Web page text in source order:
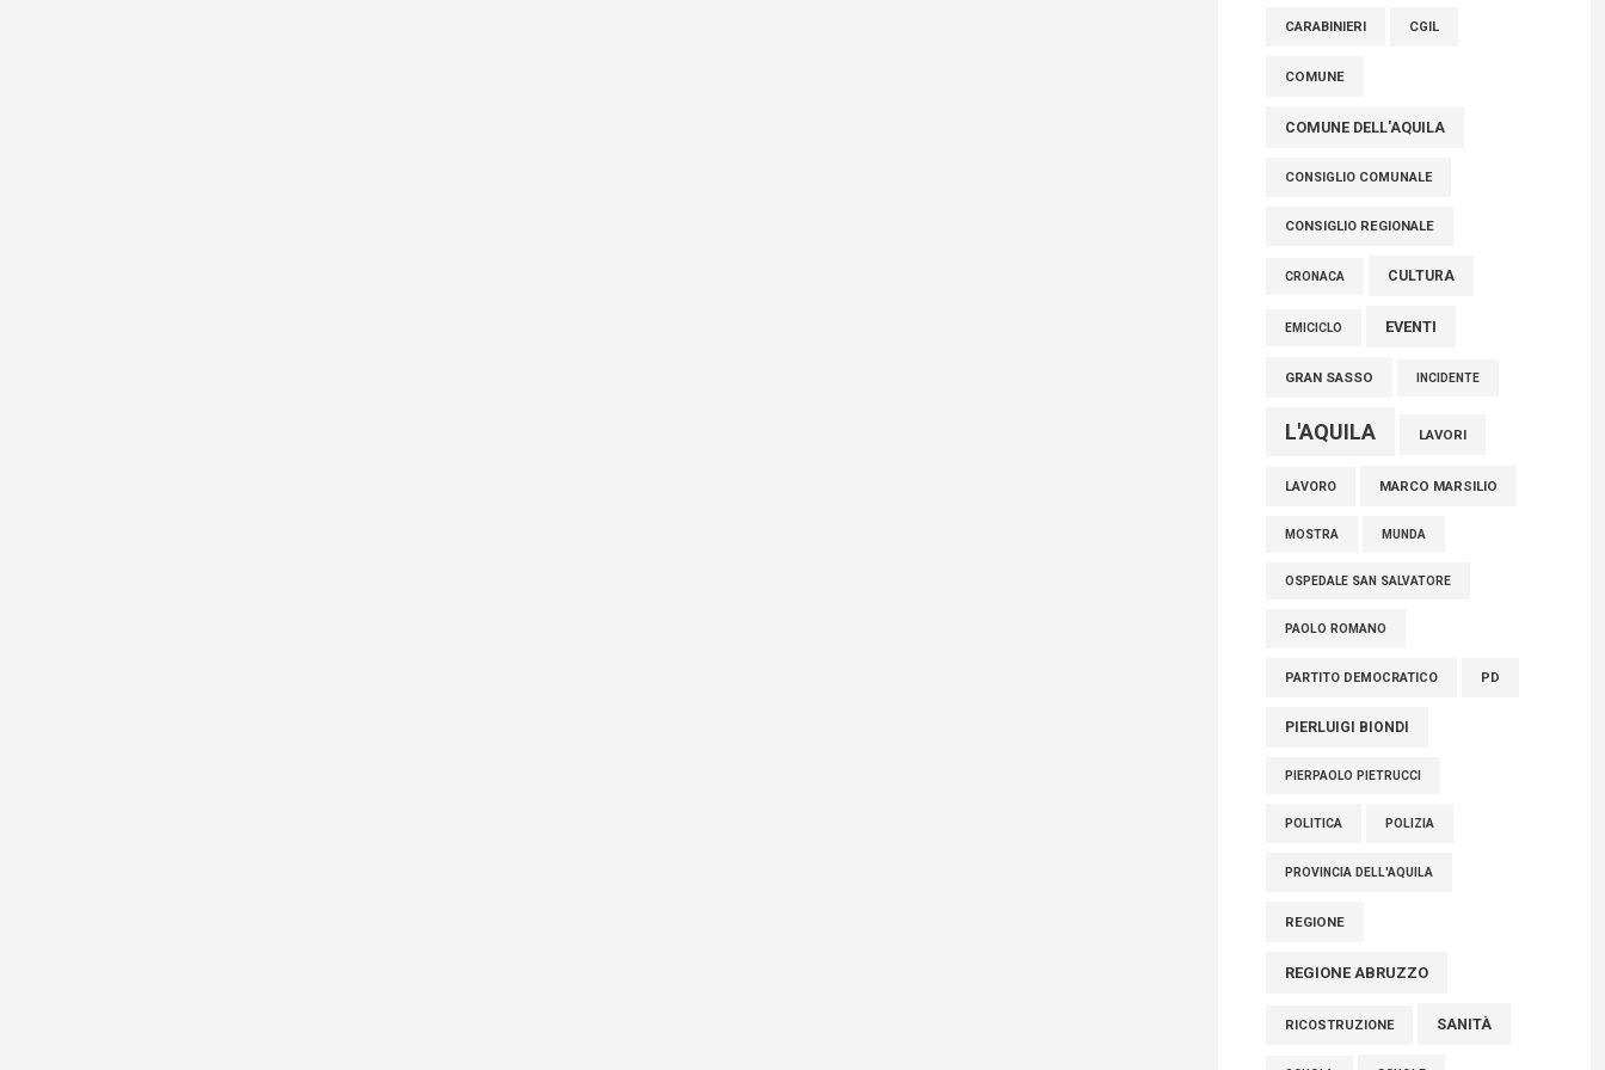
tra cui molti abruzzesi"
06 Agosto 2026
CARABINIERI CGIL
COMUNE
COMUNE DELL'AQUILA
CONSIGLIO COMUNALE
CONSIGLIO REGIONALE
CRONACA CULTURA
EMICICLO EVENTI
GRAN SASSO INCIDENTE
L'AQUILA LAVORI
LAVORO MARCO MARSILIO
MOSTRA MUNDA
OSPEDALE SAN SALVATORE
PAOLO ROMANO
PARTITO DEMOCRATICO PD
PIERLUIGI BIONDI
PIERPAOLO PIETRUCCI
POLITICA POLIZIA
PROVINCIA DELL'AQUILA
REGIONE
REGIONE ABRUZZO
RICOSTRUZIONE SANITÀ